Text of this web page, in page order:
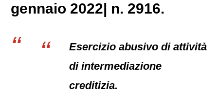
gennaio 2022| n. 2916.
Esercizio abusivo di attività
di intermediazione
creditizia.